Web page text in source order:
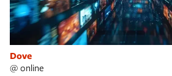
Dove
@ online